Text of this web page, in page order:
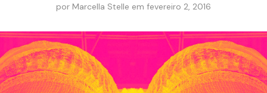
por Marcella Stelle em fevereiro 2, 2016